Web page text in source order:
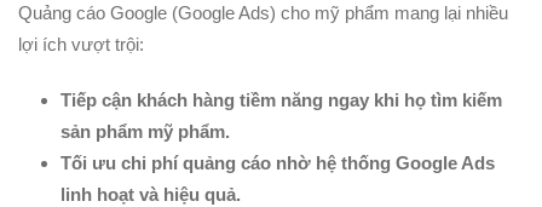
Quảng cáo Google (Google Ads) cho mỹ phẩm mang lại nhiều
lợi ích vượt trội:
Tiếp cận khách hàng tiềm năng ngay khi họ tìm kiếm
sản phẩm mỹ phẩm.
Tối ưu chi phí quảng cáo nhờ hệ thống Google Ads
linh hoạt và hiệu quả.